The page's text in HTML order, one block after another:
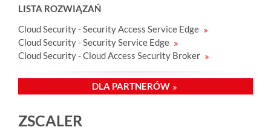
LISTA ROZWIĄZAŃ
Cloud Security - Security Access Service Edge
Cloud Security - Security Service Edge
Cloud Security - Cloud Access Security Broker
DLA PARTNERÓW
ZSCALER